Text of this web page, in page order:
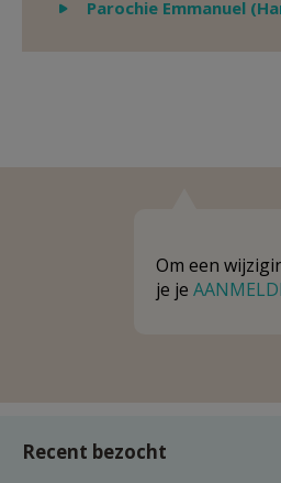
Weergeven
Parochie Emmanuel
Om een
je je
Recent bezocht